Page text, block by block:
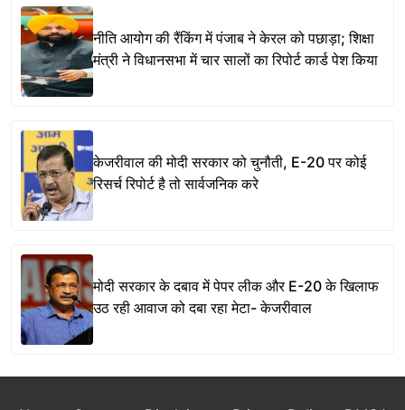
नीति आयोग की रैंकिंग में पंजाब ने केरल को पछाड़ा; शिक्षा
मंत्री ने विधानसभा में चार सालों का रिपोर्ट कार्ड पेश किया
केजरीवाल की मोदी सरकार को चुनौती, E-20 पर कोई
रिसर्च रिपोर्ट है तो सार्वजनिक करे
मोदी सरकार के दबाव में पेपर लीक और E-20 के खिलाफ
उठ रही आवाज को दबा रहा मेटा- केजरीवाल